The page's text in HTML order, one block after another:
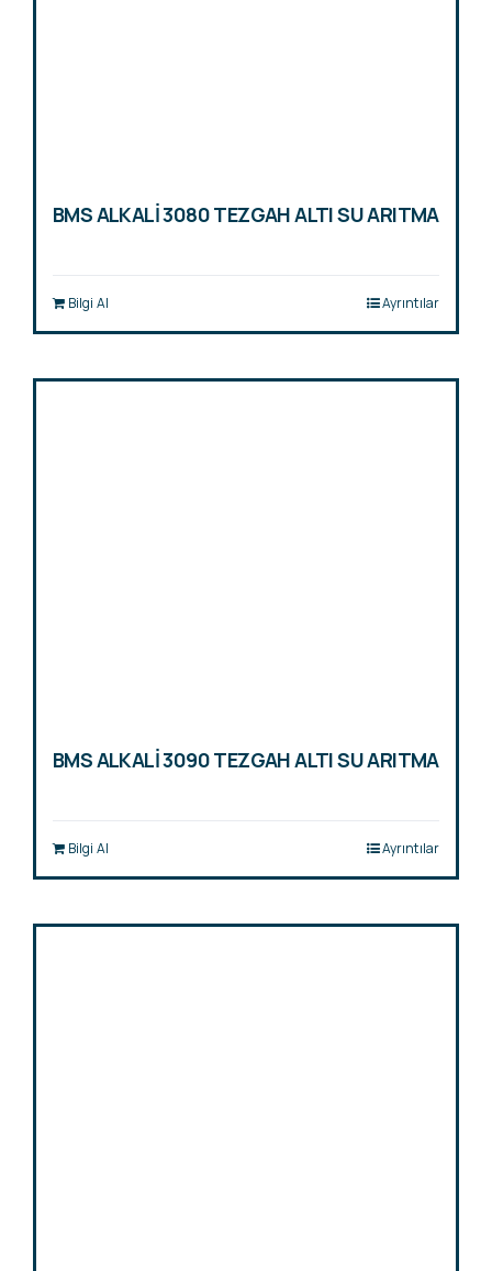
BMS ALKALİ 3080 TEZGAH ALTI SU ARITMA
Bilgi Al Ayrıntılar
BMS ALKALİ 3090 TEZGAH ALTI SU ARITMA
Bilgi Al Ayrıntılar